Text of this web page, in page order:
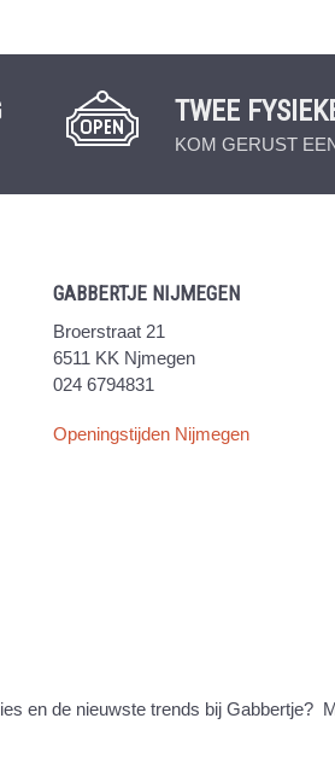
TWEE
KOM GERUST
GABBERTJE NIJMEGEN
Broerstraat 21
6511 KK Njmegen
024 6794831
Openingstijden Nijmegen
en de nieuwste trends bij Gabbertje?